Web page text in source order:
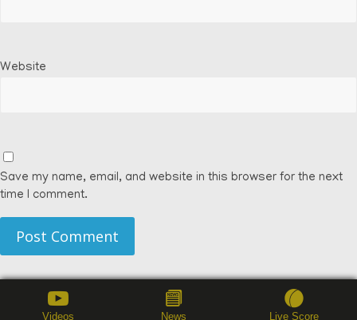
Website
Save my name, email, and website in this browser for the next
time I comment.
Videos News Live Score